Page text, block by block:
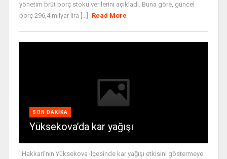
yönetim brüt borç stoku verilerini açıkladı. Buna göre, güncel
borç 296,4 milyar lira [...]
Read More
SON DAKIKA
Yüksekova’da kar yağışı
"Hakkari'nin Yüksekova ilçesinde kar yağışı etkisini göstermeye